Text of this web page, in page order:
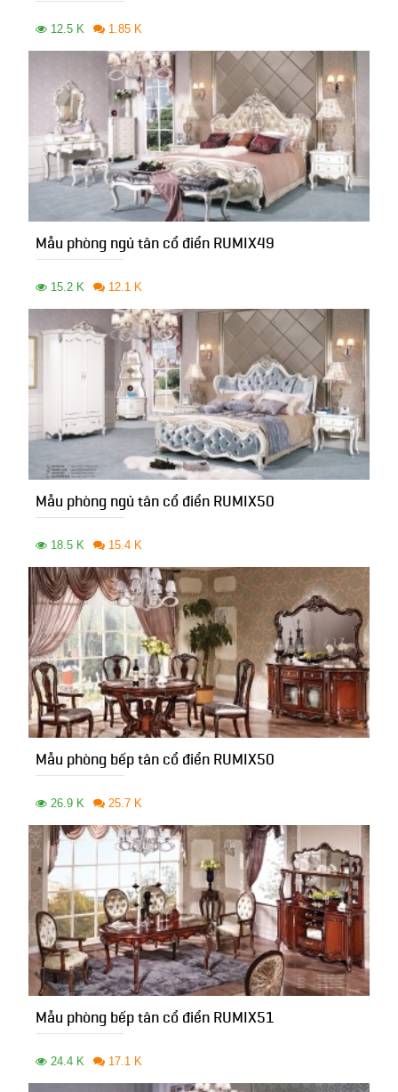
12.5 K 1.85 K
Mẫu phòng ngủ tân cổ điển RUMIX49
15.2 K 12.1 K
Mẫu phòng ngủ tân cổ điển RUMIX50
18.5 K 15.4 K
Mẫu phòng bếp tân cổ điển RUMIX50
26.9 K 25.7 K
Mẫu phòng bếp tân cổ điển RUMIX51
24.4 K 17.1 K